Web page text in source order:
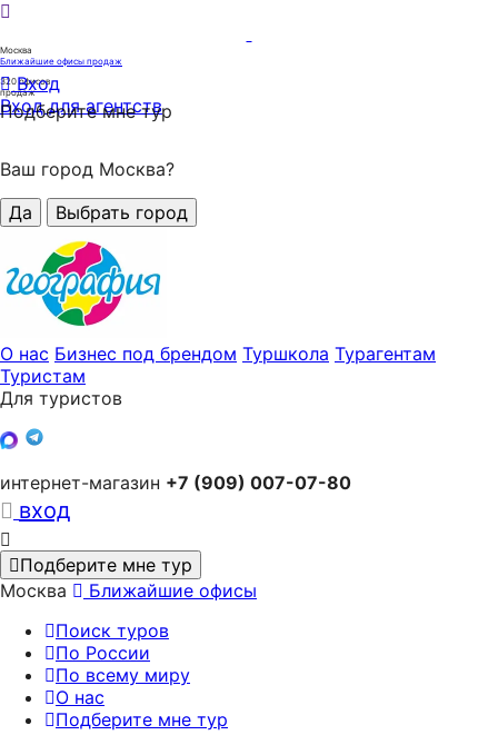
Москва
Ближайшие офисы продаж
320офисов
продаж
Вход
Вход для агентств
Подберите мне тур
Ваш город Москва?
Да
Выбрать город
О нас Бизнес под брендом Туршкола Турагентам
Туристам
Для туристов
интернет-магазин +7 (909) 007-07-80
вход
Подберите мне тур
Москва
Ближайшие офисы
Поиск туров
По России
По всему миру
О нас
Подберите мне тур